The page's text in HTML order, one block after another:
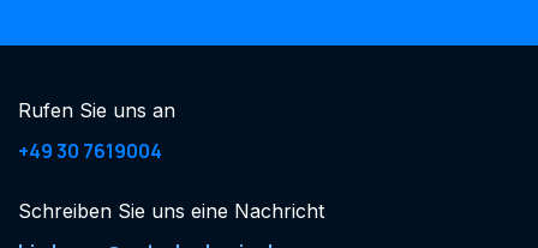
Rufen Sie uns an
+49 30 7619004
Schreiben Sie uns eine Nachricht